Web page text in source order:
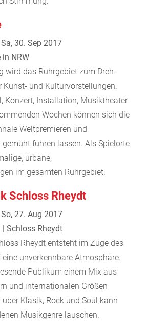
30. Sep 2017
in NRW
wird das Ruhrgebiet zum Dreh-
Kunst- und Kulturvorstellungen.
Konzert, Installation, Musiktheater
Wochen können sich die
Weltpremieren und
führen lassen. Als Spielorte
urbane,
im gesamten Ruhrgebiet.
Schloss Rheydt
27. Aug 2017
Schloss Rheydt
Rheydt entsteht im Zuge des
eine unverkennbare Atmosphäre.
Publikum einem Mix aus
und internationalen Größen
Klasik, Rock und Soul kann
Musikgenre lauschen.